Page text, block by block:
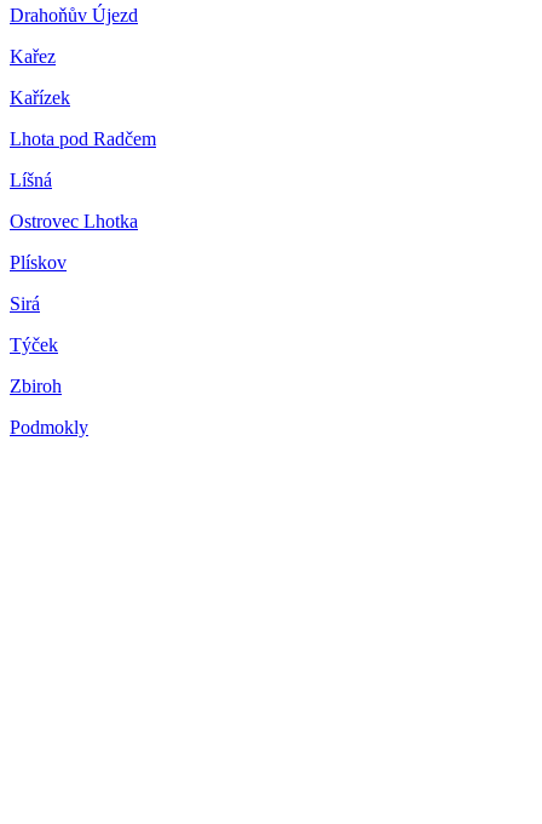
Drahoňův Újezd
Kařez
Kařízek
Lhota pod Radčem
Líšná
Ostrovec Lhotka
Plískov
Sirá
Týček
Zbiroh
Podmokly